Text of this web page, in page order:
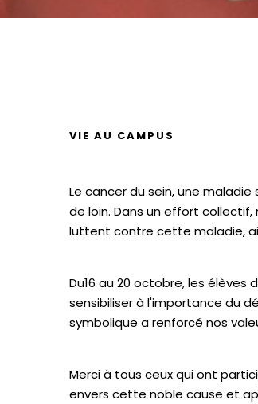
VIE AU CAMPUS
Le cancer du sein, une
de loin. Dans un effort
luttent contre cette maladie,
Du16 au 20 octobre, les
sensibiliser à l'importance du
symbolique a renforcé nos
Merci à tous ceux qui ont
envers cette noble cause et